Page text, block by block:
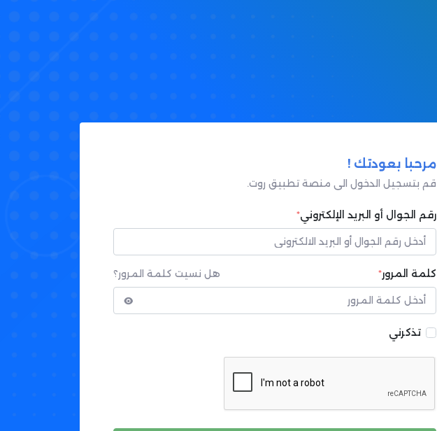
مرحبا بعودتك !
قم بتسجيل الدخول الى منصة تطبيق روت.
رقم الجوال أو البريد اﻹلكتروني*
هل نسيت كلمة المرور؟ كلمة المرور*
تذكرني